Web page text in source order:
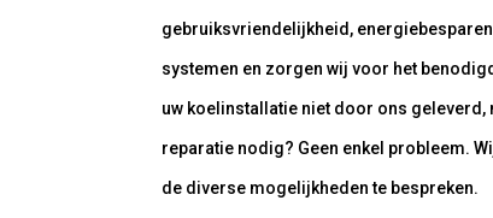
gebruiksvriendelijkheid,
systemen en zorgen wij voor het
uw koelinstallatie niet door ons geleverd,
reparatie nodig? Geen enkel probleem.
de diverse mogelijkheden te bespreken.